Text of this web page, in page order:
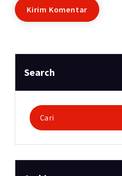
Search
Pencarian
untuk: